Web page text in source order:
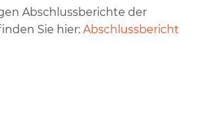
Abschlussberichte der
Sie hier: Abschlussbericht